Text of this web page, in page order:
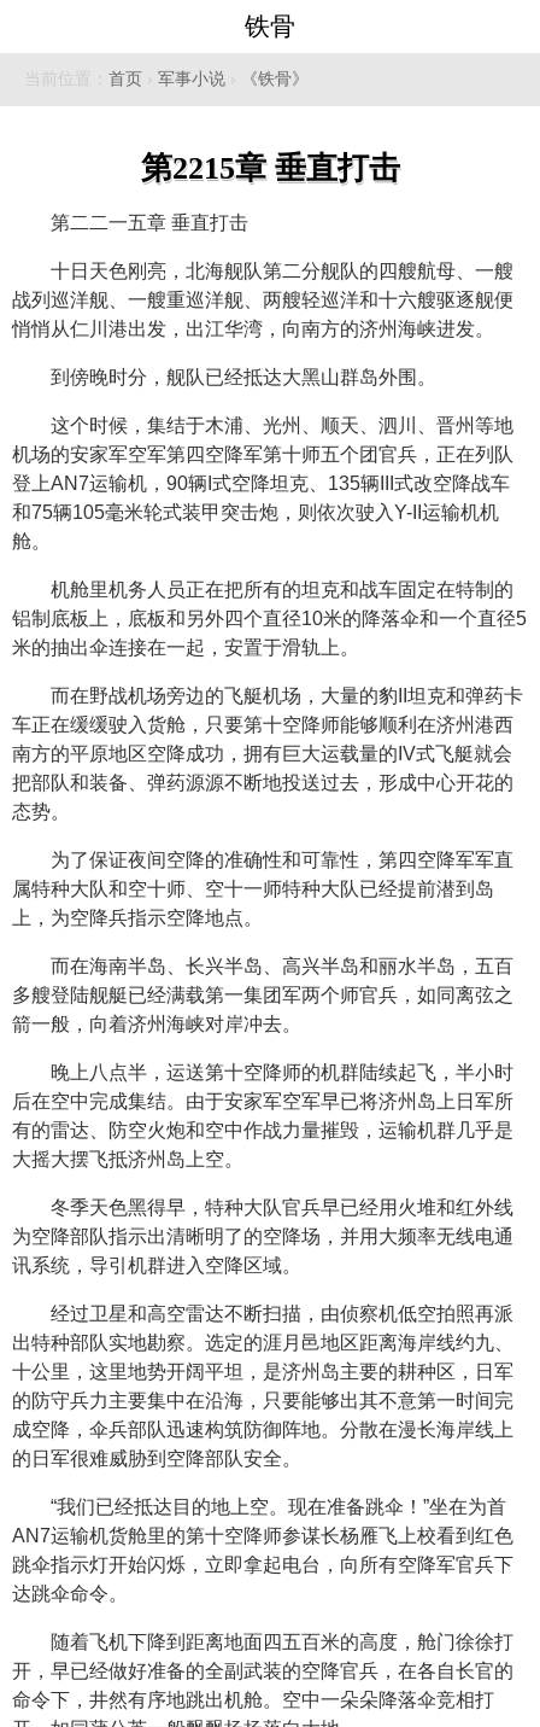
铁骨
当前位置： 首页 › 军事小说 › 《铁骨》
第2215章 垂直打击
第二二一五章 垂直打击
十日天色刚亮，北海舰队第二分舰队的四艘航母、一艘
战列巡洋舰、一艘重巡洋舰、两艘轻巡洋和十六艘驱逐舰便
悄悄从仁川港出发，出江华湾，向南方的济州海峡进发。
到傍晚时分，舰队已经抵达大黑山群岛外围。
这个时候，集结于木浦、光州、顺天、泗川、晋州等地
机场的安家军空军第四空降军第十师五个团官兵，正在列队
登上AN7运输机，90辆I式空降坦克、135辆III式改空降战车
和75辆105毫米轮式装甲突击炮，则依次驶入Y-II运输机机
舱。
机舱里机务人员正在把所有的坦克和战车固定在特制的
铝制底板上，底板和另外四个直径10米的降落伞和一个直径5
米的抽出伞连接在一起，安置于滑轨上。
而在野战机场旁边的飞艇机场，大量的豹II坦克和弹药卡
车正在缓缓驶入货舱，只要第十空降师能够顺利在济州港西
南方的平原地区空降成功，拥有巨大运载量的IV式飞艇就会
把部队和装备、弹药源源不断地投送过去，形成中心开花的
态势。
为了保证夜间空降的准确性和可靠性，第四空降军军直
属特种大队和空十师、空十一师特种大队已经提前潜到岛
上，为空降兵指示空降地点。
而在海南半岛、长兴半岛、高兴半岛和丽水半岛，五百
多艘登陆舰艇已经满载第一集团军两个师官兵，如同离弦之
箭一般，向着济州海峡对岸冲去。
晚上八点半，运送第十空降师的机群陆续起飞，半小时
后在空中完成集结。由于安家军空军早已将济州岛上日军所
有的雷达、防空火炮和空中作战力量摧毁，运输机群几乎是
大摇大摆飞抵济州岛上空。
冬季天色黑得早，特种大队官兵早已经用火堆和红外线
为空降部队指示出清晰明了的空降场，并用大频率无线电通
讯系统，导引机群进入空降区域。
经过卫星和高空雷达不断扫描，由侦察机低空拍照再派
出特种部队实地勘察。选定的涯月邑地区距离海岸线约九、
十公里，这里地势开阔平坦，是济州岛主要的耕种区，日军
的防守兵力主要集中在沿海，只要能够出其不意第一时间完
成空降，伞兵部队迅速构筑防御阵地。分散在漫长海岸线上
的日军很难威胁到空降部队安全。
“我们已经抵达目的地上空。现在准备跳伞！”坐在为首
AN7运输机货舱里的第十空降师参谋长杨雁飞上校看到红色
跳伞指示灯开始闪烁，立即拿起电台，向所有空降军官兵下
达跳伞命令。
随着飞机下降到距离地面四五百米的高度，舱门徐徐打
开，早已经做好准备的全副武装的空降官兵，在各自长官的
命令下，井然有序地跳出机舱。空中一朵朵降落伞竞相打